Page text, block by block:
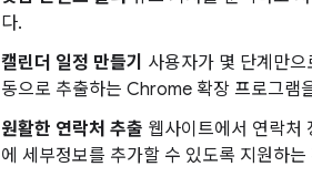
다.
캘린더 일정 만들기 사용자가 몇 단계만
동으로 추출하는 Chrome 확장 프로그램
원활한 연락처 추출 웹사이트에서 연락처
에 세부정보를 추가할 수 있도록 지원하